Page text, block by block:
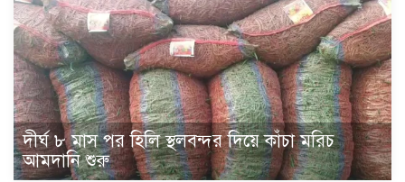
দীর্ঘ ৮ মাস পর হিলি স্থলবন্দর দিয়ে কাঁচা মরিচ
আমদানি শুরু